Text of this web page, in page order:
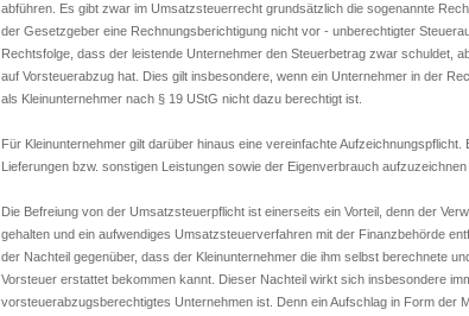
abführen. Es gibt zwar im Umsatzsteuerrecht grundsätzlich die sogenannte
der Gesetzgeber eine Rechnungsberichtigung nicht vor - unberechtigter
Rechtsfolge, dass der leistende Unternehmer den Steuerbetrag zwar schuldet,
auf Vorsteuerabzug hat. Dies gilt insbesondere, wenn ein Unternehmer in der
als Kleinunternehmer nach § 19 UStG nicht dazu berechtigt ist.
Für Kleinunternehmer gilt darüber hinaus eine vereinfachte
Lieferungen bzw. sonstigen Leistungen sowie der Eigenverbrauch aufzuzeichnen
Die Befreiung von der Umsatzsteuerpflicht ist einerseits ein Vorteil, denn der
gehalten und ein aufwendiges Umsatzsteuerverfahren mit der Finanzbehörde
der Nachteil gegenüber, dass der Kleinunternehmer die ihm selbst berechnete
Vorsteuer erstattet bekommen kannt. Dieser Nachteil wirkt sich insbesondere
vorsteuerabzugsberechtigtes Unternehmen ist. Denn ein Aufschlag in Form der